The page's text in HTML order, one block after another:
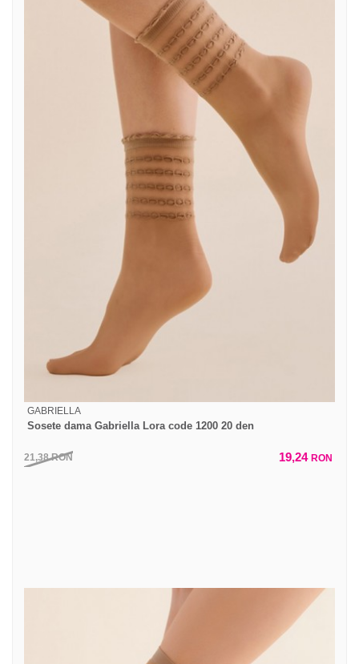
GABRIELLA
Sosete dama Gabriella Lora code 1200 20 den
21,38RON 19,24 RON